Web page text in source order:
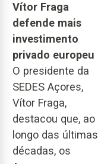
Vítor Fraga
defende mais
investimento
privado europeu
O presidente da
SEDES Açores,
Vítor Fraga,
destacou que, ao
longo das últimas
décadas, os